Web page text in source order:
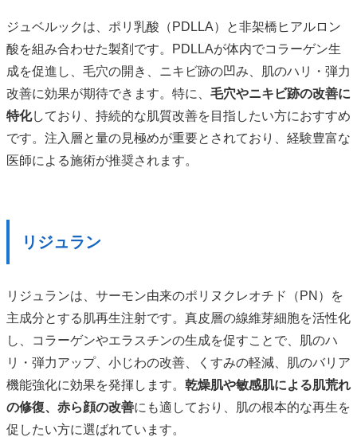
ジュベルックは、ポリ乳酸（PDLLA）と非架橋ヒアルロン
酸を組み合わせた製剤です。PDLLAが体内でコラーゲン生
成を促進し、毛穴の開き、ニキビ跡の凹み、肌のハリ・弾力
改善に効果が期待できます。特に、 毛穴やニキビ跡の改善に
特化しており、持続的な肌質改善を目指したい方におすすめ
です。注入層と量の見極めが重要とされており、経験豊富な
医師による施術が推奨されます。
リジュラン
リジュランは、サーモン由来のポリヌクレオチド（PN）を
主成分とする肌再生注射です。真皮層の線維芽細胞を活性化
し、コラーゲンやエラスチンの生成を促すことで、肌のハ
リ・弾力アップ、小じわの改善、くすみの軽減、肌のバリア
機能強化に効果を発揮します。 乾燥肌や敏感肌による肌荒れ
の修復、赤ら顔の改善にも適しており、肌の根本的な再生を
促したい方に選ばれています。